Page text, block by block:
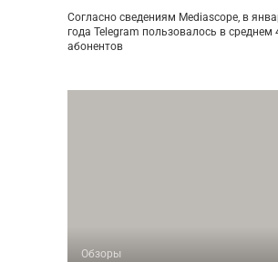
Согласно сведениям Mediascope, в
года Telegram пользовалось в среднем
абонентов
Обзоры